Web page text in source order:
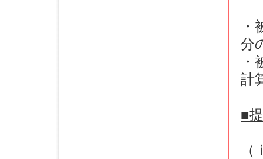
分
計
■